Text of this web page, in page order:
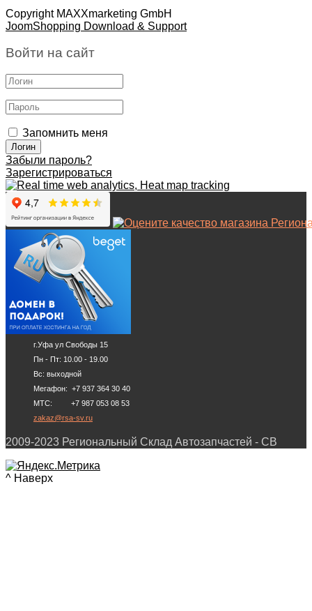
Copyright MAXXmarketing GmbH
JoomShopping Download & Support
Войти на сайт
Запомнить меня
Забыли пароль?
Зарегистрироваться
г.Уфа ул Свободы 15
Пн - Пт: 10.00 - 19.00
Вс: выходной
Мегафон: +7 937 364 30 40
МТС: +7 987 053 08 53
zakaz@rsa-sv.ru
2009-2023 Региональный Склад Автозапчастей - СВ
^ Наверх